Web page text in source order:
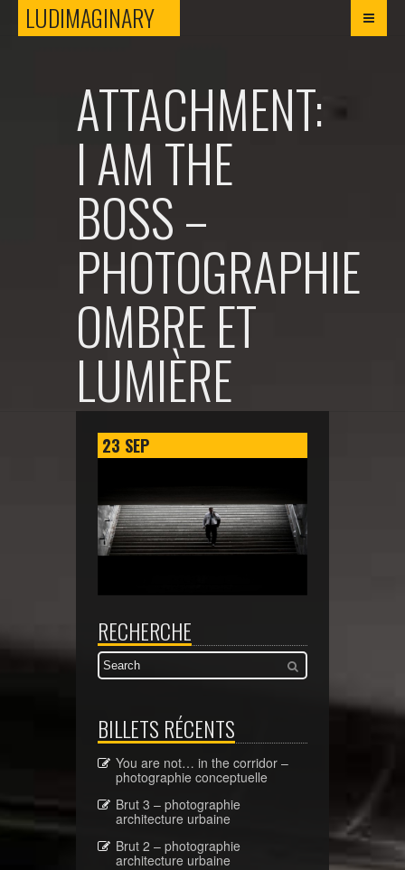
LUDIMAGINARYLUDIMAGINARY
ATTACHMENT:
I AM THE
BOSS –
PHOTOGRAPHIE
OMBRE ET
LUMIÈRE
23 SEP
RECHERCHE
BILLETS RÉCENTS
You are not… in the corridor –
photographie conceptuelle
Brut 3 – photographie
architecture urbaine
Brut 2 – photographie
architecture urbaine